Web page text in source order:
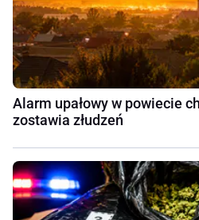
Alarm upałowy w powiecie
zostawia złudzeń